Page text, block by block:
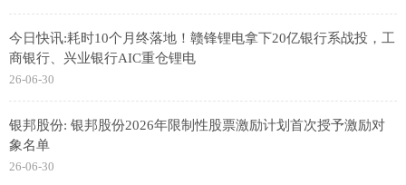
今日快讯:耗时10个月终落地！赣锋锂电拿下20亿银行系战投，工
商银行、兴业银行AIC重仓锂电
26-06-30
银邦股份: 银邦股份2026年限制性股票激励计划首次授予激励对
象名单
26-06-30